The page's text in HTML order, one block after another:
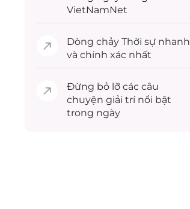
VietNamNet
Dòng chảy Thời sự nhanh
và chính xác nhất
Đừng bỏ lỡ các câu
chuyện giải trínổi bật
trong ngày